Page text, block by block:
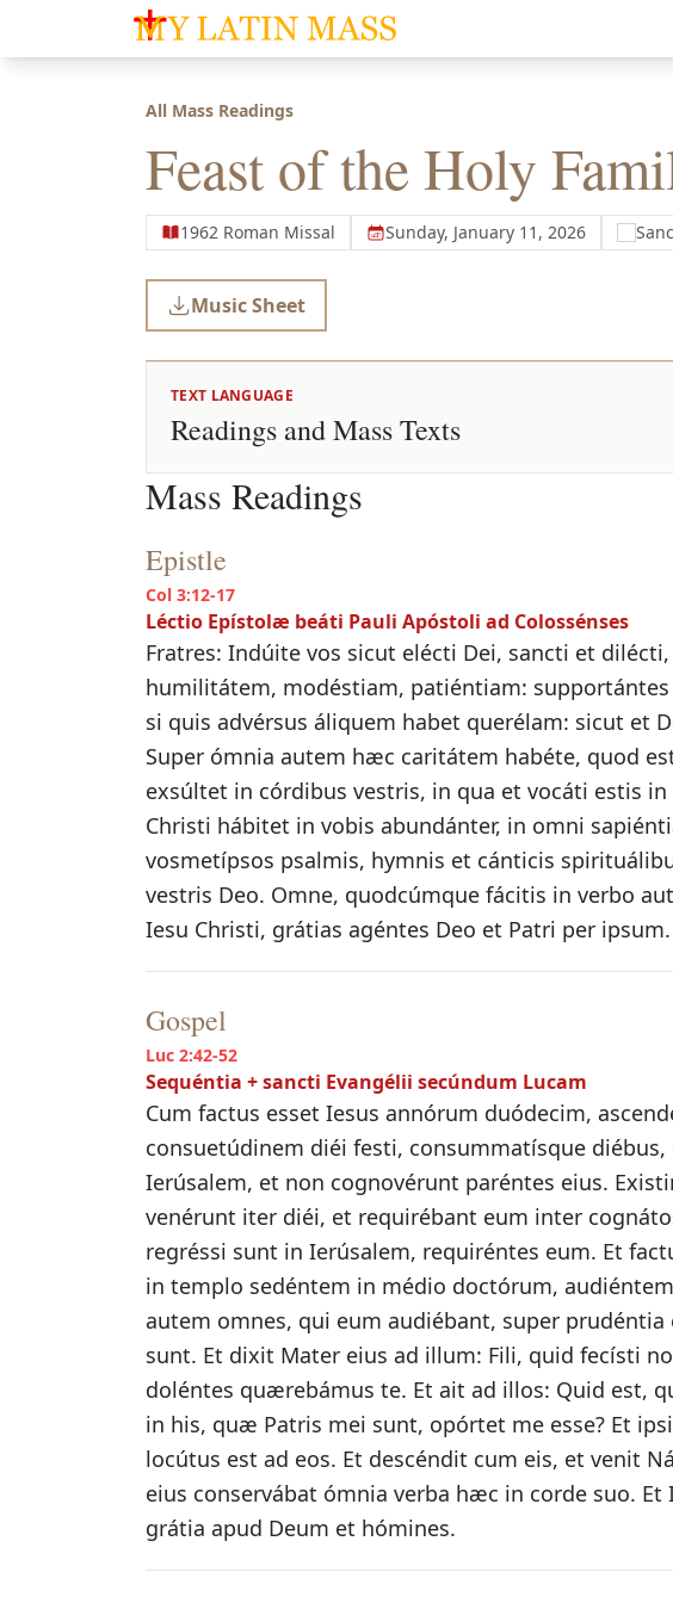
My Latin Mass - Traditional Latin Mass of South Florida
All Mass Readings
Feast of the Holy
1962 Roman Missal Sunday, January 11, 2026
Music Sheet
TEXT LANGUAGE
Readings and Mass Texts
Mass Readings
Epistle
Col 3:12-17
Léctio Epístolæ beáti Pauli Apóstoli ad Colossénses
Fratres: Indúite vos sicut elécti Dei, sancti et
humilitátem, modéstiam, patiéntiam:
si quis advérsus áliquem habet querélam: sicut et
Super ómnia autem hæc caritátem habéte, quod
exsúltet in córdibus vestris, in qua et vocáti estis
Christi hábitet in vobis abundánter, in omni
vosmetípsos psalmis, hymnis et cánticis
vestris Deo. Omne, quodcúmque fácitis in verbo
Iesu Christi, grátias agéntes Deo et Patri per ipsum.
Gospel
Luc 2:42-52
Sequéntia + sancti Evangélii secúndum Lucam
Cum factus esset Iesus annórum duódecim,
consuetúdinem diéi festi, consummatísque
Ierúsalem, et non cognovérunt paréntes eius.
venérunt iter diéi, et requirébant eum inter
regréssi sunt in Ierúsalem, requiréntes eum. Et
in templo sedéntem in médio doctórum,
autem omnes, qui eum audiébant, super
sunt. Et dixit Mater eius ad illum: Fili, quid fecísti
doléntes quærebámus te. Et ait ad illos: Quid est,
in his, quæ Patris mei sunt, opórtet me esse? Et
locútus est ad eos. Et descéndit cum eis, et venit
eius conservábat ómnia verba hæc in corde suo.
grátia apud Deum et hómines.